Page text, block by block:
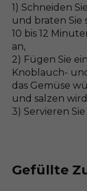
1) Schneiden
und braten Sie
10 bis 12
an,
2) Fügen Sie
Knoblauch-
das Gemüse
und salzen
3) Servieren Sie
Gefüllte